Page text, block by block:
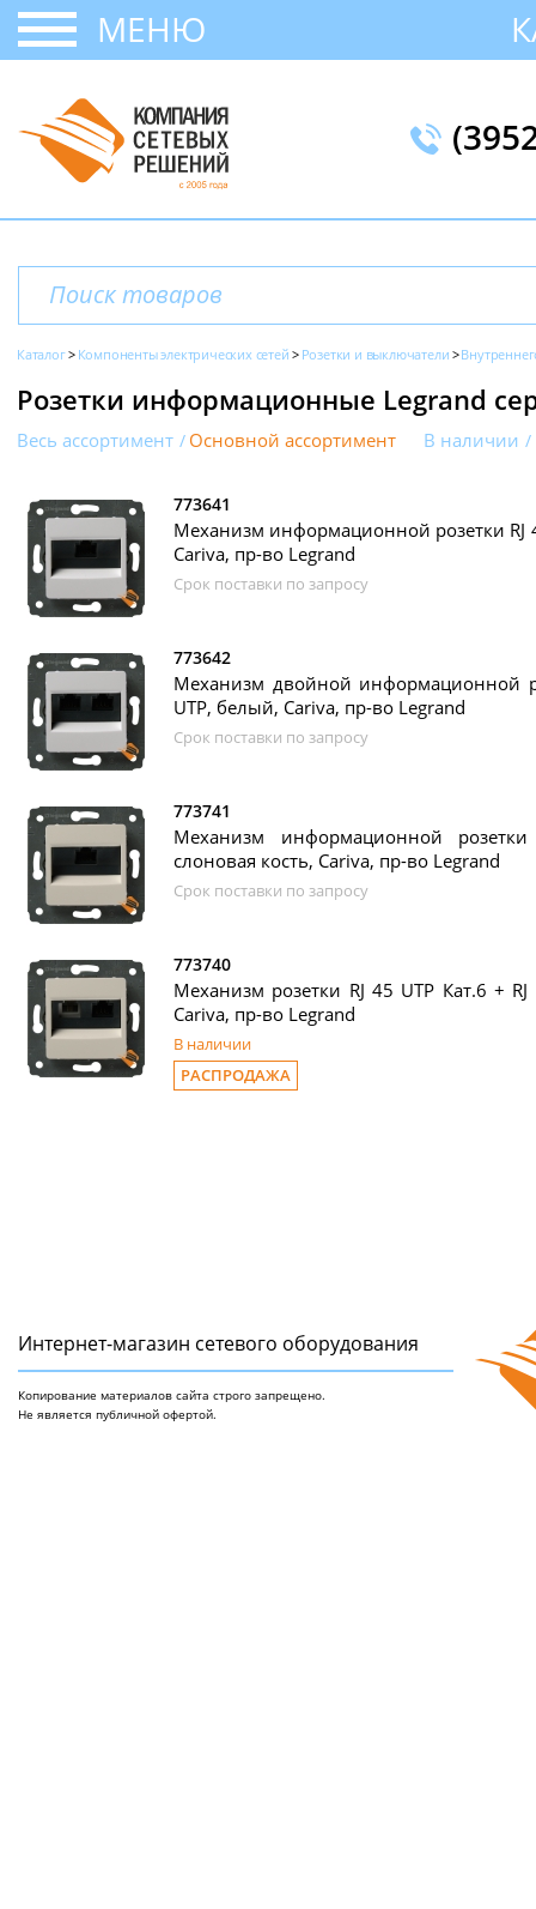
МЕНЮ
Каталог Компоненты электрических сетей Розетки и выключатели
Розетки информационные Legrand
Весь ассортимент Основной ассортимент В наличии
773641
Механизм информационной розетки RJ
Cariva, пр-во Legrand
Срок поставки по запросу
773642
Механизм двойной информационной
UТР, белый, Cariva, пр-во Legrand
Срок поставки по запросу
773741
Механизм информационной
слоновая кость, Cariva, пр-во Legrand
Срок поставки по запросу
773740
Механизм розетки RJ 45 UTP Кат.6 +
Cariva, пр-во Legrand
В наличии
РАСПРОДАЖА
Интернет-магазин сетeвого оборудования
Копирование материалов сайта строго запрещено.
Не является публичной офертой.